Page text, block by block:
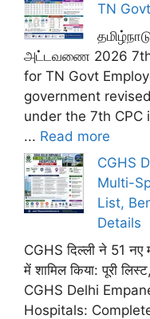
TN
அட்டவணை 2026 7th
for TN Govt
government
under the 7th CPC
... Read more
CGHS
Multi-
List,
Details
CGHS दिल्ली ने 51 नए
में शामिल किया: पूरी
CGHS Delhi
Hospitals: